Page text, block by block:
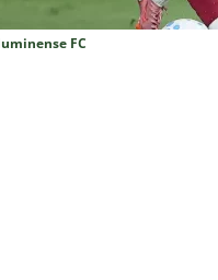
NOTÍCIAS
FC